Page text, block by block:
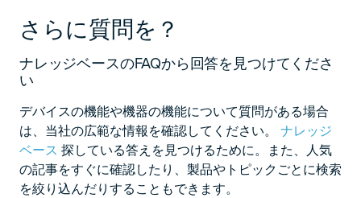
さらに質問を？
ナレッジベースのFAQから回答を見つけてくださ
い
デバイスの機能や機器の機能について質問がある場合
は、当社の広範な情報を確認してください。 ナレッジ
ベース 探している答えを見つけるために。また、人気
の記事をすぐに確認したり、製品やトピックごとに検索
を絞り込んだりすることもできます。